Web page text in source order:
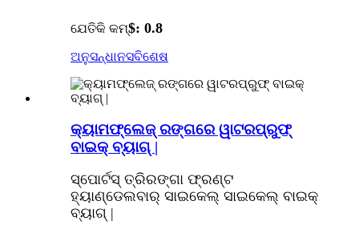
ଯେତିକି କମ୍$: 0.8
ଅନୁସନ୍ଧାନସବିଶେଷ
କ୍ୟାମଫ୍ଲେଜ୍ ରଙ୍ଗରେ ୱାଟରପ୍ରୁଫ୍
ବାଇକ୍ ବ୍ୟାଗ୍ |
ସ୍ପୋର୍ଟସ୍ ତ୍ରିରଙ୍ଗା ଫ୍ରଣ୍ଟ
ହ୍ୟାଣ୍ଡେଲବାର୍ ସାଇକେଲ୍ ସାଇକେଲ୍ ବାଇକ୍
ବ୍ୟାଗ୍ |